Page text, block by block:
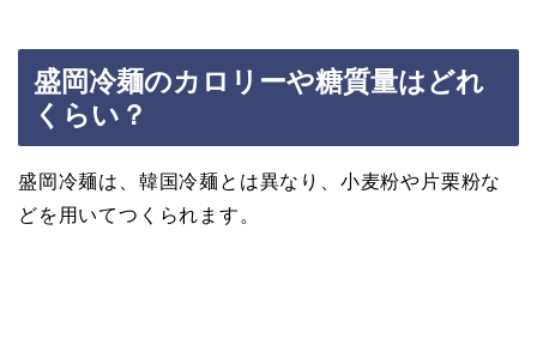
盛岡冷麺のカロリーや糖質量はどれ
くらい？
盛岡冷麺は、韓国冷麺とは異なり、小麦粉や片栗粉な
どを用いてつくられます。